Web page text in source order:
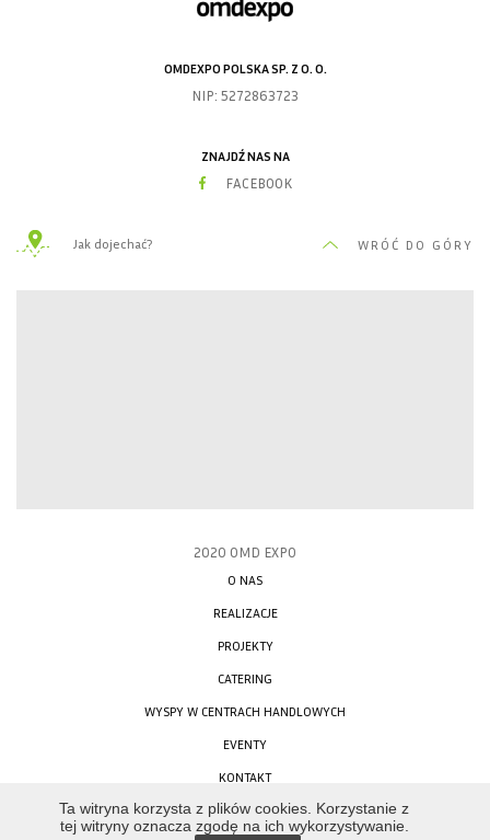
OMDEXPO POLSKA SP. Z O. O.
NIP: 5272863723
ZNAJDŹ NAS NA
FACEBOOK
Jak dojechać? WRÓĆ DO GÓRY
2020 OMD EXPO
O NAS
REALIZACJE
PROJEKTY
CATERING
WYSPY W CENTRACH HANDLOWYCH
EVENTY
KONTAKT
STRONA OBSŁUGIWANA PRZEZ
W WebFur
Ta witryna korzysta z plików cookies. Korzystanie z
tej witryny oznacza zgodę na ich wykorzystywanie.